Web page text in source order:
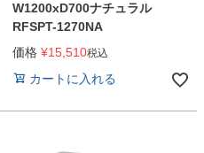
W1200xD700ナチュラル
RFSPT-1270NA
価格 ¥15,510税込
カートに入れる